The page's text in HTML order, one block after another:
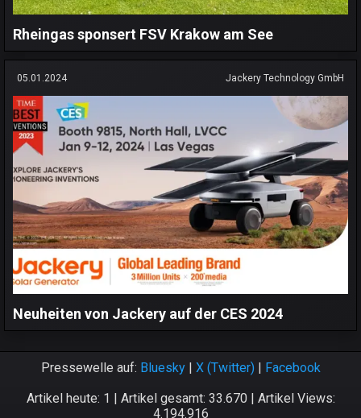
Rheingas sponsert FSV Krakow am See
05.01.2024 Jackery Technology GmbH
Neuheiten von Jackery auf der CES 2024
Pressewelle auf: Bluesky| X (Twitter)| Facebook
Artikel heute: 1 | Artikel gesamt: 33.670 | Artikel Views:
4.194.916